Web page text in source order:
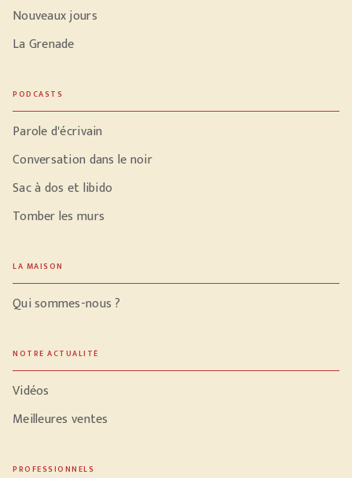
Nouveaux jours
La Grenade
PODCASTS
Parole d'écrivain
Conversation dans le noir
Sac à dos et libido
Tomber les murs
LA MAISON
Qui sommes-nous ?
NOTRE ACTUALITÉ
Vidéos
Meilleures ventes
PROFESSIONNELS